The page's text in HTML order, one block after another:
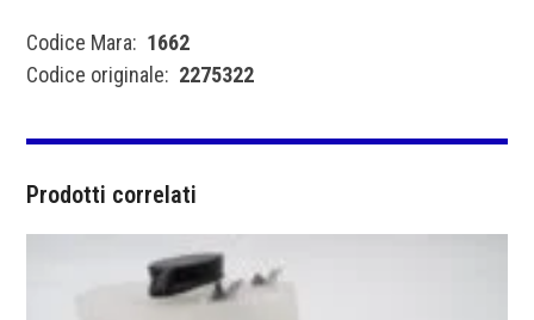
Codice Mara: 1662
Codice originale: 2275322
Prodotti correlati